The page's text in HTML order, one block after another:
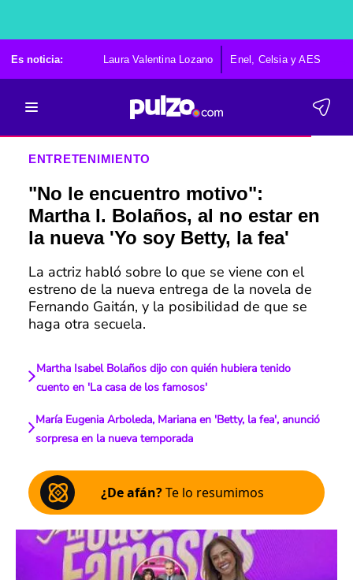
Es noticia: Laura Valentina Lozano Enel, Celsia y AES
ENTRETENIMIENTO
"No le encuentro motivo":
Martha I. Bolaños, al no estar en
la nueva 'Yo soy Betty, la fea'
La actriz habló sobre lo que se viene con el
estreno de la nueva entrega de la novela de
Fernando Gaitán, y la posibilidad de que se
haga otra secuela.
Martha Isabel Bolaños dijo con quién hubiera tenido
cuento en 'La casa de los famosos'
María Eugenia Arboleda, Mariana en 'Betty, la fea', anunció
sorpresa en la nueva temporada
¿De afán?Te lo resumimos